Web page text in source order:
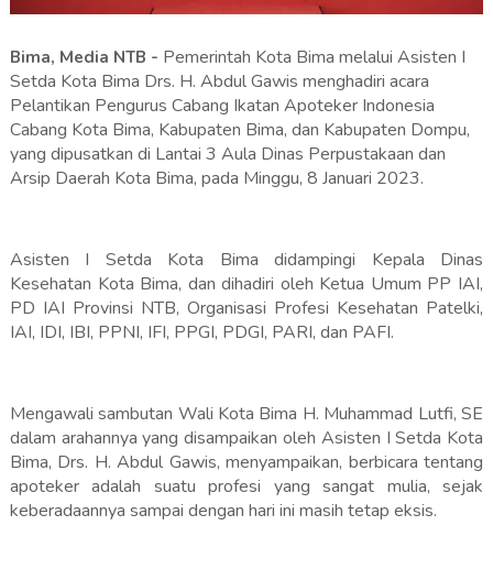
Bima, Media NTB - Pemerintah Kota Bima melalui Asisten I
Setda Kota Bima Drs. H. Abdul Gawis menghadiri acara
Pelantikan Pengurus Cabang Ikatan Apoteker Indonesia
Cabang Kota Bima, Kabupaten Bima, dan Kabupaten Dompu,
yang dipusatkan di Lantai 3 Aula Dinas Perpustakaan dan
Arsip Daerah Kota Bima, pada Minggu, 8 Januari 2023.
Asisten I Setda Kota Bima didampingi Kepala Dinas
Kesehatan Kota Bima, dan dihadiri oleh Ketua Umum PP IAI,
PD IAI Provinsi NTB, Organisasi Profesi Kesehatan Patelki,
IAI, IDI, IBI, PPNI, IFI, PPGI, PDGI, PARI, dan PAFI.
Mengawali sambutan Wali Kota Bima H. Muhammad Lutfi, SE
dalam arahannya yang disampaikan oleh Asisten I Setda Kota
Bima, Drs. H. Abdul Gawis, menyampaikan, berbicara tentang
apoteker adalah suatu profesi yang sangat mulia, sejak
keberadaannya sampai dengan hari ini masih tetap eksis.